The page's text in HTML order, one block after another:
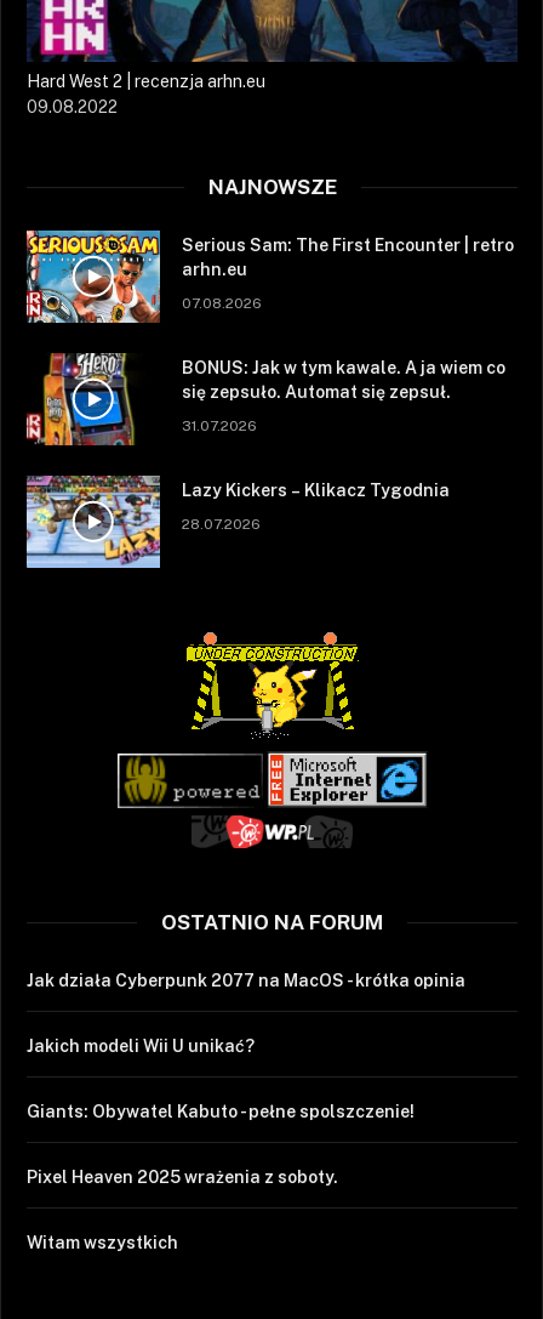
Hard West 2 | recenzja arhn.eu
09.08.2022
NAJNOWSZE
Serious Sam: The First Encounter | retro
arhn.eu
07.08.2026
BONUS: Jak w tym kawale. A ja wiem co
się zepsuło. Automat się zepsuł.
31.07.2026
Lazy Kickers – Klikacz Tygodnia
28.07.2026
OSTATNIO NA FORUM
Jak działa Cyberpunk 2077 na MacOS - krótka opinia
Jakich modeli Wii U unikać?
Giants: Obywatel Kabuto - pełne spolszczenie!
Pixel Heaven 2025 wrażenia z soboty.
Witam wszystkich